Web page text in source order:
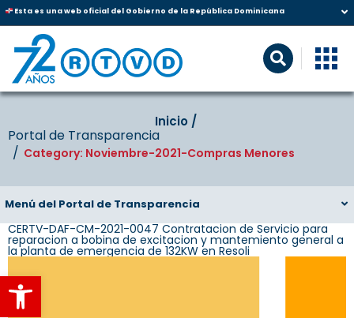
Abrir barra de herramientas
Esta es una web oficial del Gobierno de la República Dominicana
Inicio‎‎ /‎ ‎
Portal de Transparencia
Category: Noviembre-2021-Compras Menores
Menú del Portal de Transparencia
CERTV-DAF-CM-2021-0047 Contratacion de Servicio para
reparacion a bobina de excitacion y mantemiento general a
la planta de emergencia de 132KW en Resoli